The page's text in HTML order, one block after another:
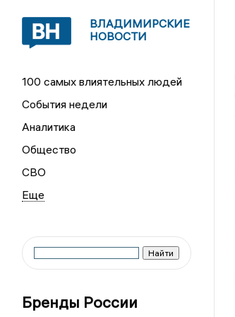
ВЛАДИМИРСКИЕ
НОВОСТИ
100 самых влиятельных людей
События недели
Аналитика
Общество
СВО
Бренды России